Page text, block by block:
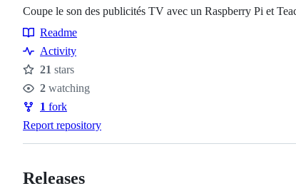
Coupe le son des publicités TV avec un Raspberry Pi et
Resources
Readme
Activity
Stars
21 stars
Watchers
2 watching
Forks
1 fork
Report repository
Releases